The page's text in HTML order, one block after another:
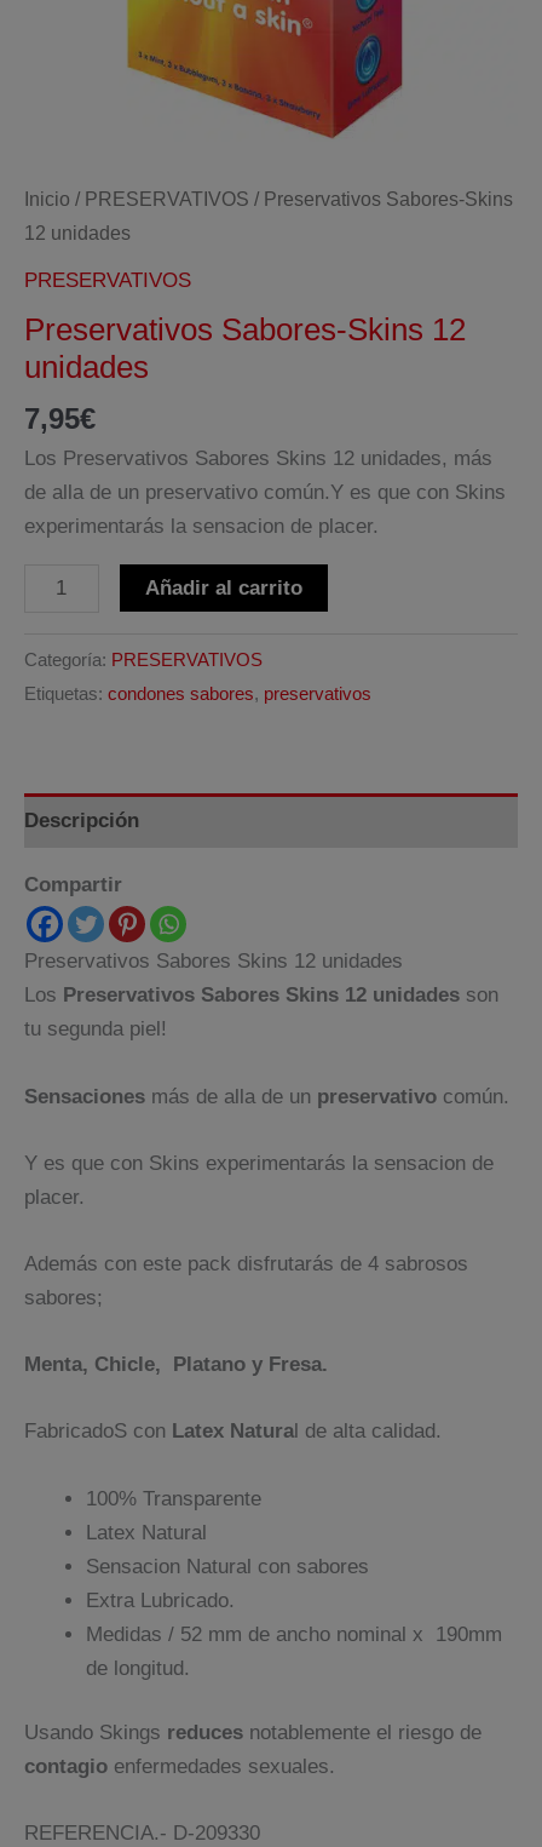
Inicio / PRESERVATIVOS / Preservativos Sabores-Skins
12 unidades
PRESERVATIVOS
Preservativos Sabores-Skins 12
unidades
7,95€
Los Preservativos Sabores Skins 12 unidades, más
de alla de un preservativo común.Y es que con Skins
experimentarás la sensacion de placer.
Preservativos Añadir al carrito
Categoría: PRESERVATIVOS
Etiquetas: condones sabores, preservativos
Descripción
Compartir
Preservativos Sabores Skins 12 unidades
Los Preservativos Sabores Skins 12 unidades son
tu segunda piel!
Sensaciones más de alla de un preservativo común.
Y es que con Skins experimentarás la sensacion de
placer.
Además con este pack disfrutarás de 4 sabrosos
sabores;
Menta, Chicle, Platano y Fresa.
FabricadoS con Latex Natural de alta calidad.
100% Transparente
Latex Natural
Sensacion Natural con sabores
Extra Lubricado.
Medidas / 52 mm de ancho nominal x 190mm
de longitud.
Usando Skings reduces notablemente el riesgo de
contagio enfermedades sexuales.
REFERENCIA.- D-209330